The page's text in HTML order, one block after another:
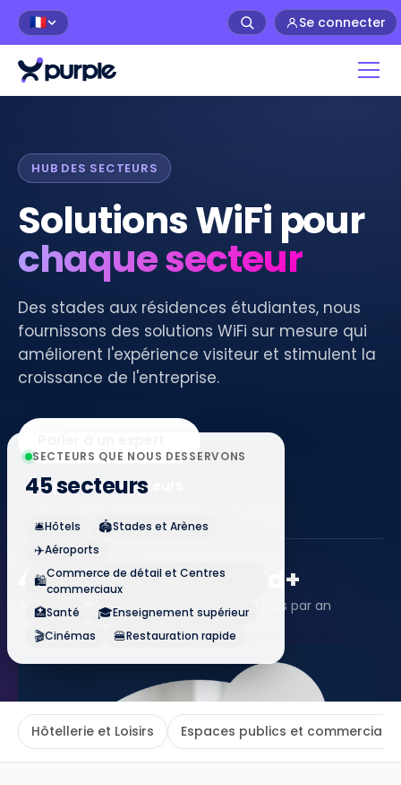
🇫🇷 Se connecter
HUB DES SECTEURS
Solutions WiFi pour
chaque secteur
Des stades aux résidences étudiantes, nous
fournissons des solutions WiFi sur mesure qui
améliorent l'expérience visiteur et stimulent la
croissance de l'entreprise.
Explorer 45 secteurs
45+
Secteurs desservis
120k+
Sites connectés
1Md+
Visiteurs par an
SECTEURS QUE NOUS DESSERVONS
45 secteurs
🛎️Hôtels 🏟️Stades et Arènes
✈️Aéroports
🛍️Commerce de détail et Centres
commerciaux
🏥Santé 🎓Enseignement supérieur
🎬Cinémas 🍔Restauration rapide
Hôtellerie et Loisirs Espaces publics et commerciaux